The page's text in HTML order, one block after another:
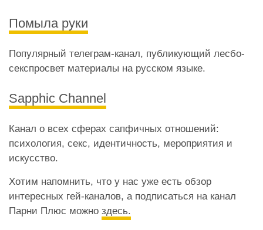
Помыла руки
Популярный телеграм-канал, публикующий лесбо-
секспросвет материалы на русском языке.
Sapphic Channel
Канал о всех сферах сапфичных отношений:
психология, секс, идентичность, мероприятия и
искусство.
Хотим напомнить, что у нас уже есть обзор
интересных гей-каналов, а подписаться на канал
Парни Плюс можно здесь.